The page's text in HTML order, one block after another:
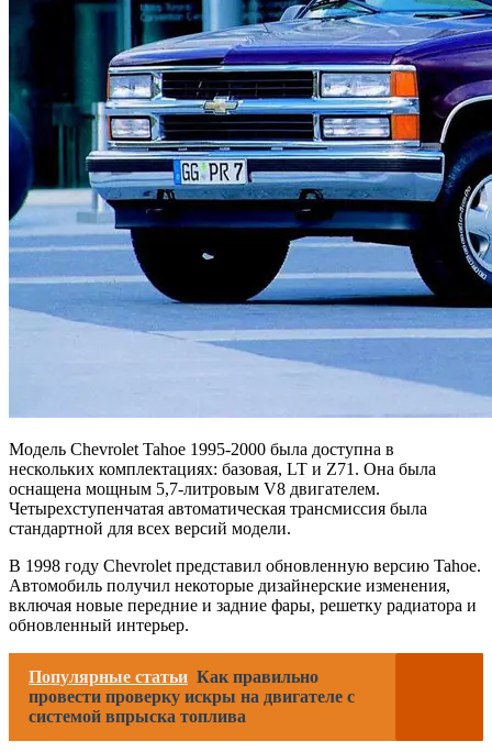
Модель Chevrolet Tahoe 1995-2000 была доступна в
нескольких комплектациях: базовая, LT и Z71. Она была
оснащена мощным 5,7-литровым V8 двигателем.
Четырехступенчатая автоматическая трансмиссия была
стандартной для всех версий модели.
В 1998 году Chevrolet представил обновленную версию Tahoe.
Автомобиль получил некоторые дизайнерские изменения,
включая новые передние и задние фары, решетку радиатора и
обновленный интерьер.
Популярные статьи Как правильно
провести проверку искры на двигателе с
системой впрыска топлива